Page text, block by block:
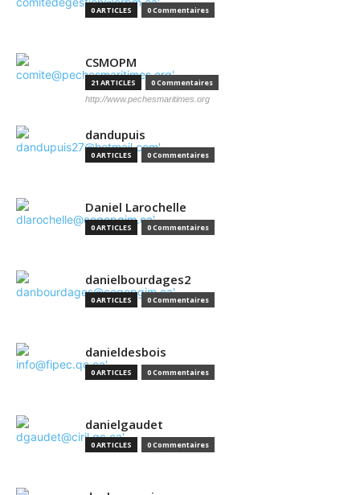
0 ARTICLES 0 Commentaires
CSMOPM
21 ARTICLES 0 Commentaires
http://www.pechesmaritimes.org
dandupuis
0 ARTICLES 0 Commentaires
Daniel Larochelle
0 ARTICLES 0 Commentaires
danielbourdages2
0 ARTICLES 0 Commentaires
danieldesbois
0 ARTICLES 0 Commentaires
danielgaudet
0 ARTICLES 0 Commentaires